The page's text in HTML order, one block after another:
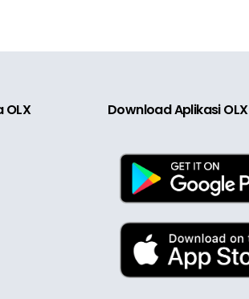
OLX Download Aplikasi OLX